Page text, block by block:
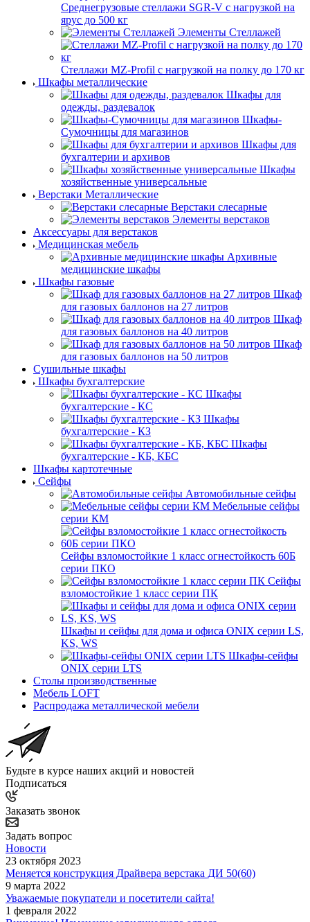
Среднегрузовые стеллажи SGR-V с нагрузкой на
ярус до 500 кг
Элементы Стеллажей
Стеллажи MZ-Profil с нагрузкой на полку до 170 кг
Шкафы металлические
Шкафы для
одежды, раздевалок
Шкафы-
Сумочницы для магазинов
Шкафы для
бухгалтерии и архивов
Шкафы
хозяйственные универсальные
Верстаки Металлические
Верстаки слесарные
Элементы верстаков
Аксессуары для верстаков
Медицинская мебель
Архивные
медицинские шкафы
Шкафы газовые
Шкаф
для газовых баллонов на 27 литров
Шкаф
для газовых баллонов на 40 литров
Шкаф
для газовых баллонов на 50 литров
Сушильные шкафы
Шкафы бухгалтерские
Шкафы
бухгалтерские - КС
Шкафы
бухгалтерские - КЗ
Шкафы
бухгалтерские - КБ, КБС
Шкафы картотечные
Сейфы
Автомобильные сейфы
Мебельные сейфы
серии КМ
Сейфы взломостойкие 1 класс огнестойкость 60Б
серии ПКО
Сейфы
взломостойкие 1 класс серии ПК
Шкафы и сейфы для дома и офиса ONIX серии LS,
KS, WS
Шкафы-сейфы
ONIX серии LTS
Столы производственные
Мебель LOFT
Распродажа металлической мебели
Будьте в курсе наших акций и новостей
Подписаться
Заказать звонок
Задать вопрос
Новости
23 октября 2023
Меняется конструкция Драйвера верстака ДИ 50(60)
9 марта 2022
Уважаемые покупатели и посетители сайта!
1 февраля 2022